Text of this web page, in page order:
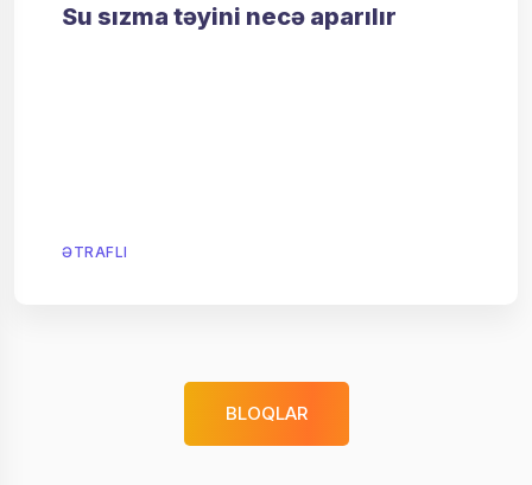
Su sızma təyini necə aparılır
ƏTRAFLI
BLOQLAR